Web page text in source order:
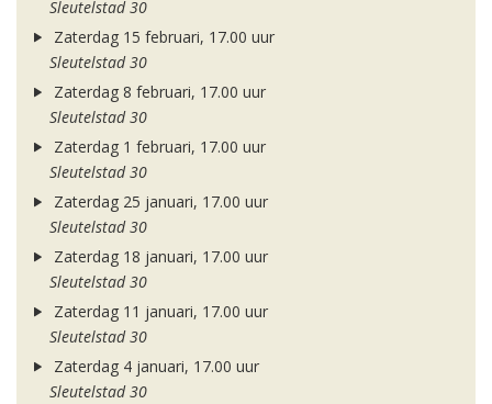
Sleutelstad 30
Zaterdag 15 februari, 17.00 uur
Sleutelstad 30
Zaterdag 8 februari, 17.00 uur
Sleutelstad 30
Zaterdag 1 februari, 17.00 uur
Sleutelstad 30
Zaterdag 25 januari, 17.00 uur
Sleutelstad 30
Zaterdag 18 januari, 17.00 uur
Sleutelstad 30
Zaterdag 11 januari, 17.00 uur
Sleutelstad 30
Zaterdag 4 januari, 17.00 uur
Sleutelstad 30